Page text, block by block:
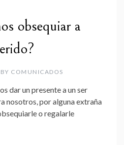
obsequiar a
BY COMUNICADOS
dar un presente a un ser
nosotros, por alguna extraña
o regalarle